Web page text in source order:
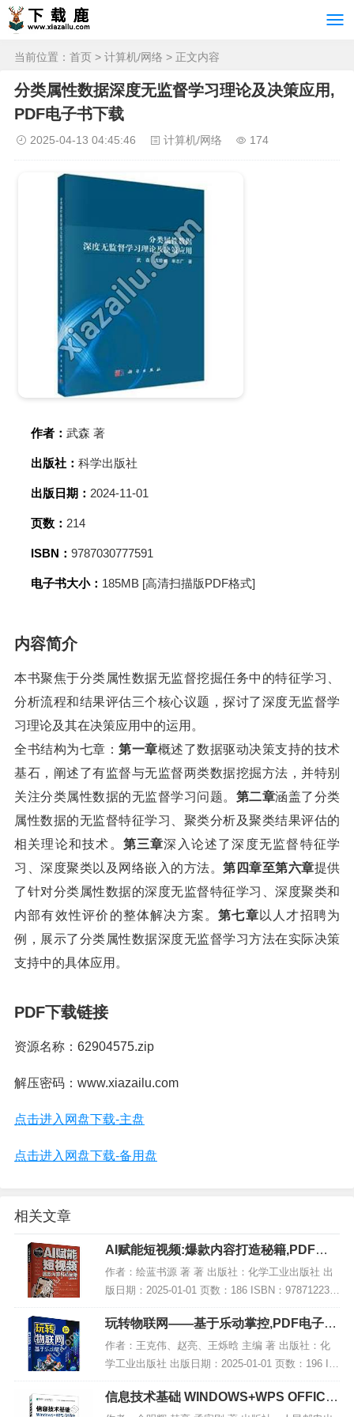
当前位置： 首页 > 计算机/网络 > 正文内容
分类属性数据深度无监督学习理论及决策应用,
PDF电子书下载
2025-04-13 04:45:46 计算机/网络 174
作者： 武森 著
出版社： 科学出版社
出版日期： 2024-11-01
页数： 214
ISBN： 9787030777591
电子书大小： 185MB [高清扫描版PDF格式]
内容简介
本书聚焦于分类属性数据无监督挖掘任务中的特征学习、
分析流程和结果评估三个核心议题，探讨了深度无监督学
习理论及其在决策应用中的运用。
全书结构为七章： 第一章概述了数据驱动决策支持的技术
基石，阐述了有监督与无监督两类数据挖掘方法，并特别
关注分类属性数据的无监督学习问题。 第二章涵盖了分类
属性数据的无监督特征学习、聚类分析及聚类结果评估的
相关理论和技术。 第三章深入论述了深度无监督特征学
习、深度聚类以及网络嵌入的方法。 第四章至第六章提供
了针对分类属性数据的深度无监督特征学习、深度聚类和
内部有效性评价的整体解决方案。第七章 以人才招聘为
例，展示了分类属性数据深度无监督学习方法在实际决策
支持中的具体应用。
PDF下载链接
资源名称：62904575.zip
解压密码：www.xiazailu.com
点击进入网盘下载-主盘
点击进入网盘下载-备用盘
相关文章
AI赋能短视频:爆款内容打造秘籍,PDF电
子书下载
作者：绘蓝书源 著 著 出版社：化学工业出版社 出
版日期：2025-01-01 页数：186 ISBN：978712236
5699 电子书大小：200MB [高清扫描版PDF格式] 内
容简...
玩转物联网——基于乐动掌控,PDF电子书
网盘下载
作者：王克伟、赵亮、王烁晗 主编 著 出版社：化
学工业出版社 出版日期：2025-01-01 页数：196 IS
BN：9787122460721 电子书大小：259MB [高清扫
描版PDF格式...
信息技术基础 WINDOWS+WPS OFFICE,
PDF下载